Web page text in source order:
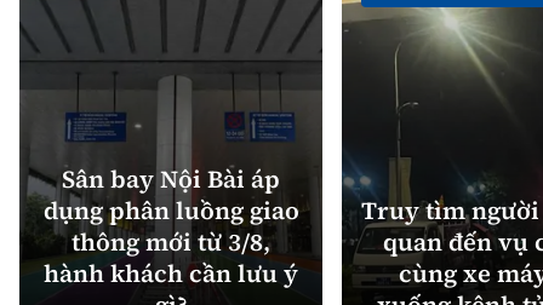
Sân bay Nội Bài áp
dụng phân luồng giao
thông mới từ 3/8,
hành khách cần lưu ý
Truy tìm
quan đến vụ
cùng xe